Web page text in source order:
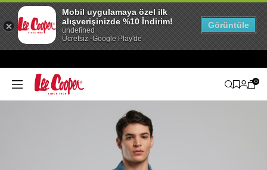
0
Mobil uygulamaya özel ilk
alışverişinizde %10 İndirim!
undefined
Ücretsiz -Google Play'de
Görüntüle